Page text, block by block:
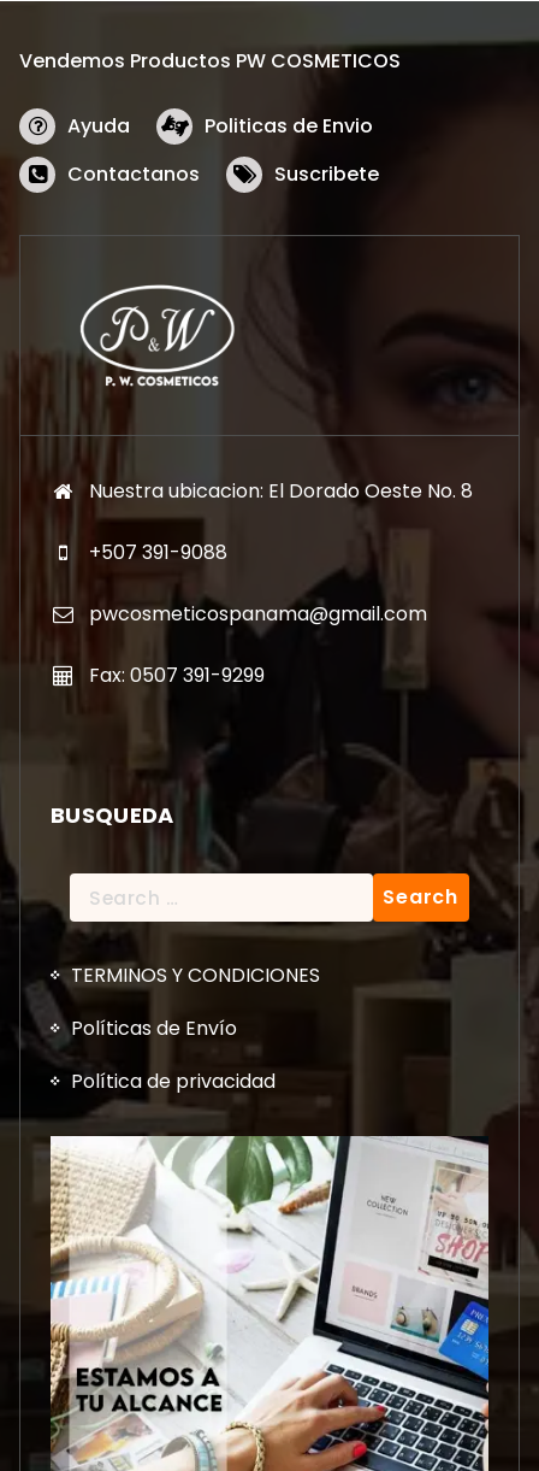
Vendemos Productos PW COSMETICOS
Ayuda
Politicas de Envio
Contactanos
Suscribete
Nuestra ubicacion: El Dorado Oeste No. 8
+507 391-9088
pwcosmeticospanama@gmail.com
Fax: 0507 391-9299
BUSQUEDA
Search
for:
TERMINOS Y CONDICIONES
Políticas de Envío
Política de privacidad